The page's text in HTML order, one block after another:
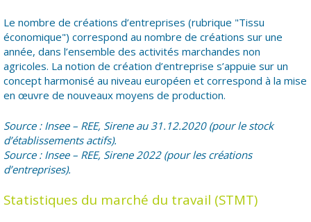
Le nombre de créations d’entreprises (rubrique "Tissu
économique") correspond au nombre de créations sur une
année, dans l’ensemble des activités marchandes non
agricoles. La notion de création d’entreprise s’appuie sur un
concept harmonisé au niveau européen et correspond à la mise
en œuvre de nouveaux moyens de production.
Source : Insee – REE, Sirene au 31.12.2020 (pour le stock
d’établissements actifs).
Source : Insee – REE, Sirene 2022 (pour les créations
d’entreprises).
Statistiques du marché du travail (STMT)